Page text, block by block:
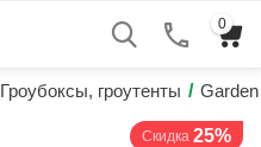
0
Гроубоксы, гроутенты /
Скидка 25%